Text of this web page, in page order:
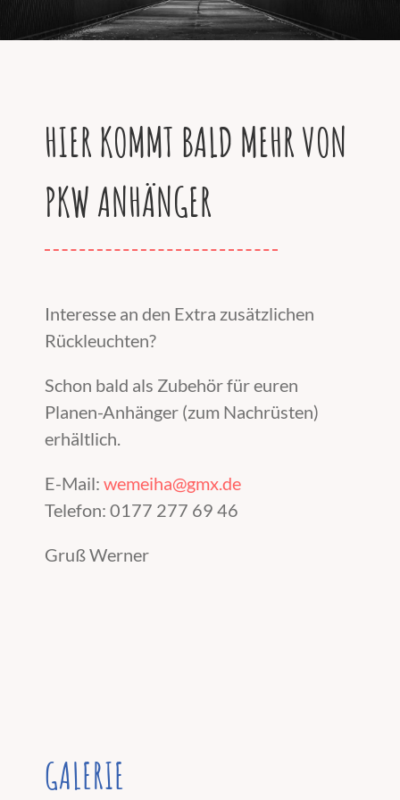
HIER KOMMT BALD MEHR VON
PKW ANHÄNGER
Interesse an den Extra zusätzlichen
Rückleuchten?
Schon bald als Zubehör für euren
Planen-Anhänger (zum Nachrüsten)
erhältlich.
E-Mail: wemeiha@gmx.de
Telefon: 0177 277 69 46
Gruß Werner
GALERIE